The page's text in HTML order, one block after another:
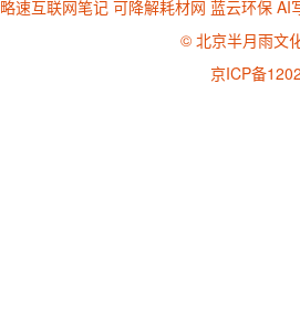
略速互联网笔记 可降解耗材网 蓝云环保 AI
© 北京半月雨文
京ICP备